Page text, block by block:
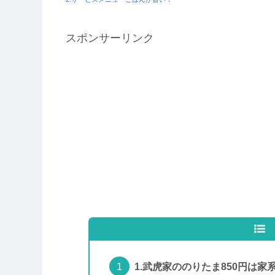
スポンサーリンク
1.武虎家ののりたま850円は家